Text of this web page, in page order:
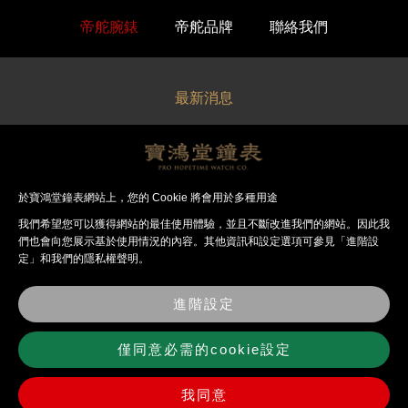
帝舵腕錶 帝舵品牌 聯絡我們
最新消息
關於寶鴻堂
經銷品牌
法律聲明
聯絡我們
於寶鴻堂鐘表網站上，您的 Cookie 將會用於多種用途
我們希望您可以獲得網站的最佳使⽤體驗，並且不斷改進我們的網站。因此我
們也會向您展⽰基於使⽤情況的內容。其他資訊和設定選項可參見「進階設
定」和我們的隱私權聲明。
進階設定
僅同意必需的cookie設定
我同意